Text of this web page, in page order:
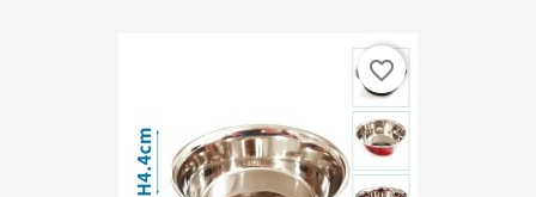
favorite_border